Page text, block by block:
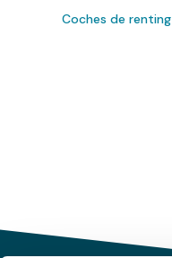
Coches de renting